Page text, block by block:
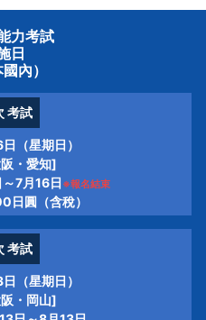
力考試
日
國內）
考試
（星期日）
・愛知]
7月16日 ※報名結束
日圓（含稅）
考試
（星期日）
・岡山]